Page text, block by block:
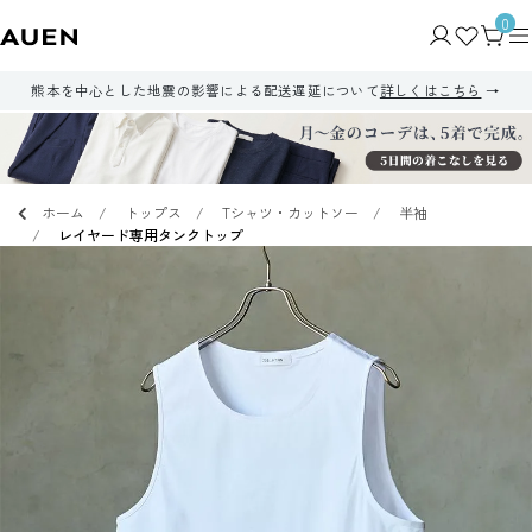
0
熊本を中心とした地震の影響による配送遅延について詳しくはこちら
ホーム トップス Tシャツ・カットソー
半袖
レイヤード専用タンクトップ